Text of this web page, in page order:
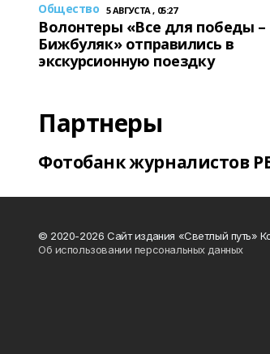
Общество 5 АВГУСТА , 05:27
Волонтеры «Все для победы –
Бижбуляк» отправились в
экскурсионную поездку
Партнеры
Фотобанк журналистов
© 2020-2026 Сайт издания «Светлый путь»
Об использовании персональных данных